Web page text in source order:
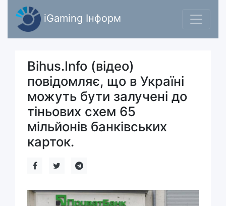
iGaming Інформ
Bihus.Info (відео)
повідомляє, що в Україні
можуть бути залучені до
тіньових схем 65
мільйонів банківських
карток.